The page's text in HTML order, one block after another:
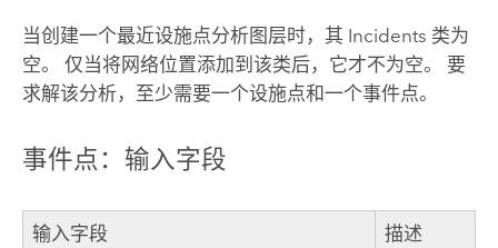
当创建一个最近设施点分析图层时，其 Incidents 类为
空。 仅当将网络位置添加到该类后，它才不为空。 要
求解该分析，至少需要一个设施点和一个事件点。
事件点：输入字段
输入字段 描述